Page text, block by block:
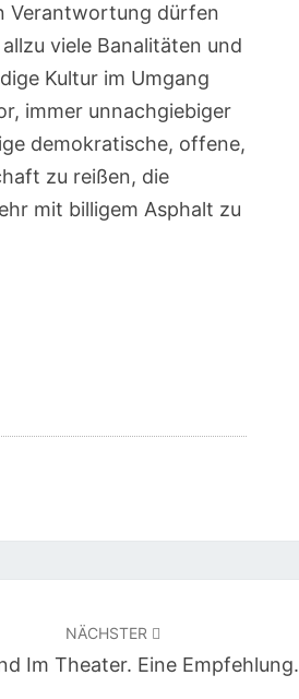
Verantwortung dürfen
viele Banalitäten und
Kultur im Umgang
immer unnachgiebiger
demokratische, offene,
zu reißen, die
mit billigem Asphalt zu
NÄCHSTER
Im Theater. Eine Empfehlung.